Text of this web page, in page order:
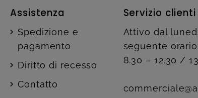
Assistenza
Spedizione e
pagamento
Diritto di recesso
Contatto
Servizio clienti
Attivo dal
seguente
8.30 – 12.30 /